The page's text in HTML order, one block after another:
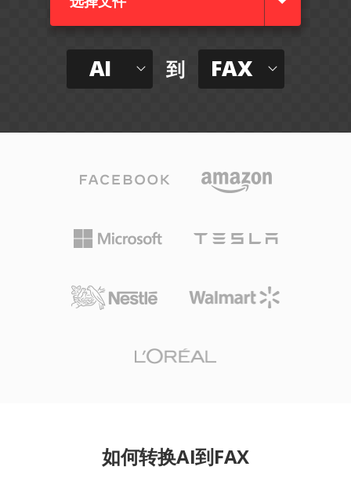
AI 到 FAX
如何转换AI到FAX